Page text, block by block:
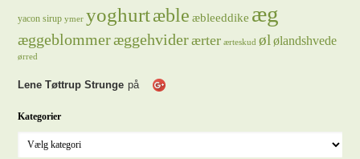
yacon sirup ymer yoghurtæble æbleeddike æg
æggeblommeræggehviderærter ærteskud øl ølandshvede
ørred
Lene Tøttrup Strunge på
Kategorier